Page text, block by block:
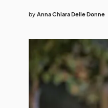
by Anna Chiara Delle Donne